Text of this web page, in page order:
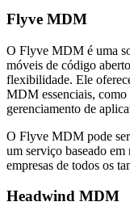
Flyve MDM
O Flyve MDM é uma
móveis de código
flexibilidade. Ele
MDM essenciais,
gerenciamento de
O Flyve MDM pode
um serviço baseado
empresas de todos os
Headwind MDM